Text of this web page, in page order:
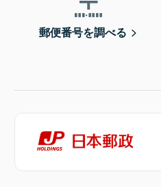
郵便番号を調べる